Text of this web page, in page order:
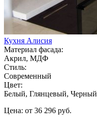
Кухня Алисия
Материал фасада:
Акрил, МДФ
Стиль:
Современный
Цвет:
Белый, Глянцевый, Черный
Цена: от 36 296 руб.